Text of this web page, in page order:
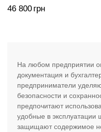
46 800 грн
На любом предприятии
документация и
предприниматели
безопасности и
предпочитают
удобные в
защищают содержимое